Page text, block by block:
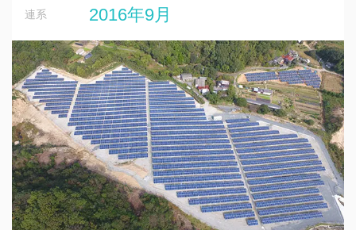
連系 2016年9月